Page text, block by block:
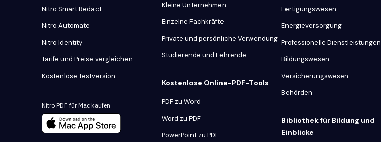
Nitro Smart Redact
Nitro Automate
Nitro Identity
Tarife und Preise vergleichen
Kostenlose Testversion
Nitro PDF für Mac kaufen
Kleine Unternehmen
Einzelne Fachkräfte
Private und persönliche Verwendung
Studierende und Lehrende
Kostenlose Online-PDF-Tools
PDF zu Word
Word zu PDF
PowerPoint zu PDF
Fertigungswesen
Energieversorgung
Professionelle Dienstleistungen
Bildungswesen
Versicherungswesen
Behörden
Bibliothek für Bildung und
Einblicke